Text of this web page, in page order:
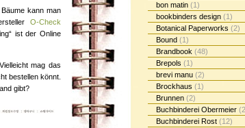
kann man
O-Check
ist der Online
mag das
bestellen könnt.
gibt?
bon matin (1)
bookbinders design (1)
Botanical Paperworks (2)
Bound (1)
Brandbook (48)
Brepols (1)
brevi manu (2)
Brockhaus (1)
Brunnen (2)
Buchbinderei Obermeier
Buchbinderei Rost (12)